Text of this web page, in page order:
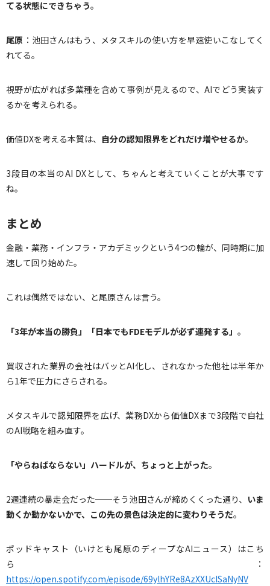
てる状態にできちゃう。
尾原 ：池田さんはもう、メタスキルの使い方を早速使いこなしてく
れてる。
視野が広がれば多業種を含めて事例が見えるので、AIでどう実装す
るかを考えられる。
価値DXを考える本質は、 自分の認知限界をどれだけ増やせるか。
3段目の本当のAI DXとして、ちゃんと考えていくことが大事です
ね。
まとめ
金融・業務・インフラ・アカデミックという4つの輪が、同時期に加
速して回り始めた。
これは偶然ではない、と尾原さんは言う。
「3年が本当の勝負」「日本でもFDEモデルが必ず連発する」 。
買収された業界の会社はバッとAI化し、されなかった他社は半年か
ら1年で圧力にさらされる。
メタスキルで認知限界を広げ、業務DXから価値DXまで3段階で自社
のAI戦略を組み直す。
「やらねばならない」ハードルが、ちょっと上がった。
2週連続の暴走会だった──そう池田さんが締めくくった通り、 いま
動くか動かないかで、この先の景色は決定的に変わりそうだ。
ポッドキャスト（いけとも尾原のディープなAIニュース）はこち
ら：
https://open.spotify.com/episode/69ylhYRe8AzXXUcISaNyNV